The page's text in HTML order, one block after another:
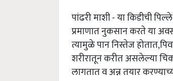
पांढरी माशी - या किडीची
प्रमाणात नुकसान करते या
त्यामुळे पान निस्तेज
शरीरातून करीत असलेल्या
लागतात व अन्न तयार